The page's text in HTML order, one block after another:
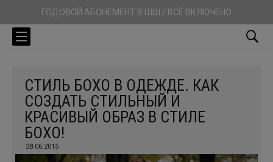
ГОДОВОЙ АБОНЕМЕНТ В ШШ / ВСЁ ВКЛЮЧЕНО
СТИЛЬ БОХО В ОДЕЖДЕ. КАК
СОЗДАТЬ СТИЛЬНЫЙ И
КРАСИВЫЙ ОБРАЗ В СТИЛЕ
БОХО!
28.06.2015